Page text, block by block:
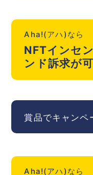
Aha!(アハ)なら
NFTインセ
ンド訴求が
賞品でキャンペ
Aha!(アハ)なら